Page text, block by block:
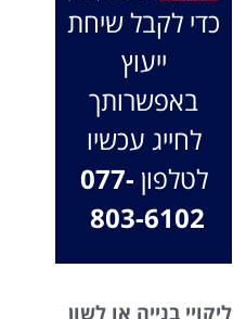
שלי פרו בונו מכל
הלב.
בברכה, משרד
עו"ד שמעון האן
ונוטריון
כדי לקבל שיחת
ייעוץ
באפשרותך
לחייג עכשיו
לטלפון 077-
803-6102
ליקויי בנייה או לשון